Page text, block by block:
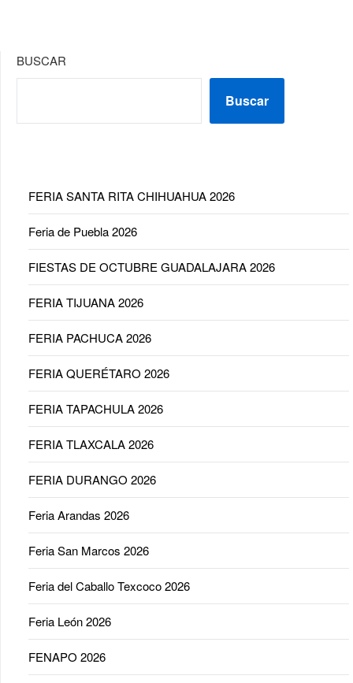
BUSCAR
Buscar
FERIA SANTA RITA CHIHUAHUA 2026
Feria de Puebla 2026
FIESTAS DE OCTUBRE GUADALAJARA 2026
FERIA TIJUANA 2026
FERIA PACHUCA 2026
FERIA QUERÉTARO 2026
FERIA TAPACHULA 2026
FERIA TLAXCALA 2026
FERIA DURANGO 2026
Feria Arandas 2026
Feria San Marcos 2026
Feria del Caballo Texcoco 2026
Feria León 2026
FENAPO 2026